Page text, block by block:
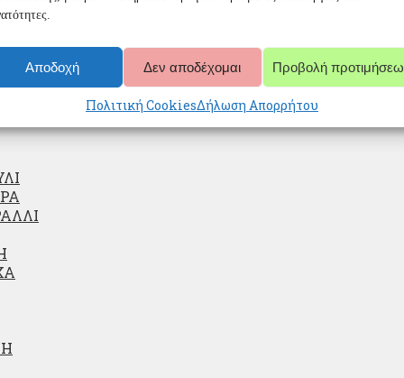
Αποδοχή Δεν αποδέχομαι Προβολή
Πολιτική CookiesΔήλωση Απορρήτου